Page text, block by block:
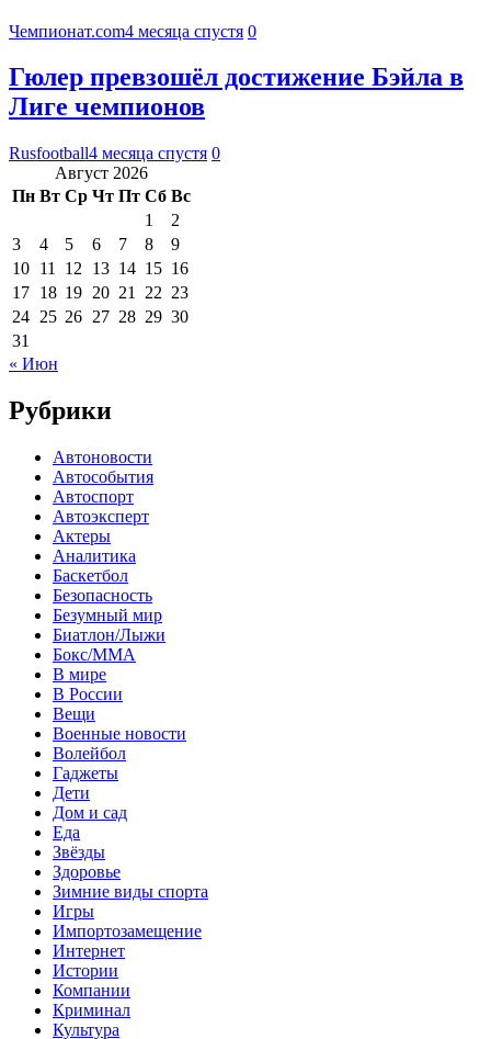
Чемпионат.com4 месяца спустя 0
Гюлер превзошёл достижение Бэйла в
Лиге чемпионов
Rusfootball4 месяца спустя 0
Август 2026
Пн Вт Ср Чт Пт Сб Вс
1
2
3
4 5 6 7 8
9
10 11 12 13 14 15 16
17 18 19 20 21 22 23
24 25 26 27 28 29 30
31
« Июн
Рубрики
Автоновости
Автособытия
Автоспорт
Автоэксперт
Актеры
Аналитика
Баскетбол
Безопасность
Безумный мир
Биатлон/Лыжи
Бокс/MMA
В мире
В России
Вещи
Военные новости
Волейбол
Гаджеты
Дети
Дом и сад
Еда
Звёзды
Здоровье
Зимние виды спорта
Игры
Импортозамещение
Интернет
Истории
Компании
Криминал
Культура